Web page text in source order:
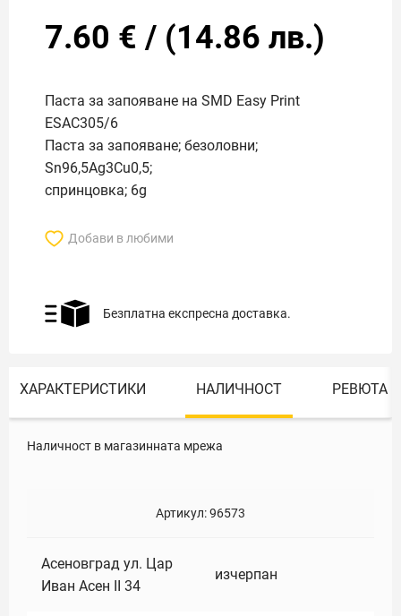
7.60 € / (14.86 лв.)
Паста за запояване на SMD Easy Print
ESAC305/6
Паста за запояване; безоловни;
Sn96,5Ag3Cu0,5;
спринцовка; 6g
Добави в любими
Безплатна експресна доставка.
ХАРАКТЕРИСТИКИ НАЛИЧНОСТ РЕВЮТА
Наличност в магазинната мрежа
Артикул:96573
Асеновград ул. Цар
Иван Асен II 34
изчерпан